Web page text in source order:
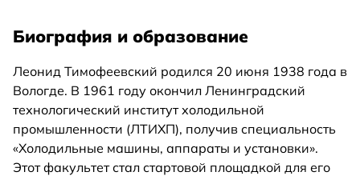
Биография и образование
Леонид Тимофеевский родился 20 июня 1938 года в
Вологде. В 1961 году окончил Ленинградский
технологический институт холодильной
промышленности (ЛТИХП), получив специальность
«Холодильные машины, аппараты и установки».
Этот факультет стал стартовой площадкой для его